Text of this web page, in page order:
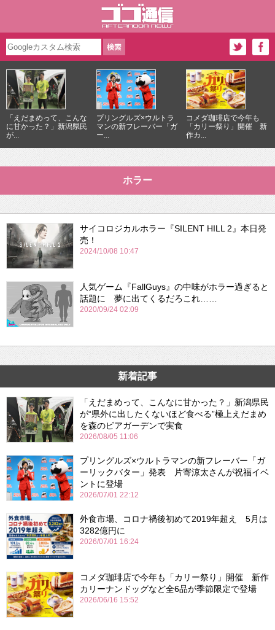
「えだまめって、こんな
に甘かった？」新潟県民
が...
プリングルズ×ウルトラ
マンの新フレーバー「ガ
ー...
コメダ珈琲店で今年も
「カリー祭り」開催 新
作カ...
ホラー
サイコロジカルホラー『SILENT HILL 2』本日発
売！
2024/10/08 10:47
人気ゲーム『FallGuys』の中味がホラー過ぎると
話題に 夢に出てくるだろこれ……
2020/09/24 02:09
新着記事
「えだまめって、こんなに甘かった？」新潟県民
が“県外に出したくないほど食べる”極上えだまめ
を森のビアガーデンで実食
2026/08/05 11:06
プリングルズ×ウルトラマンの新フレーバー「ガ
ーリックバター」発表 片寄涼太さんが祝福イベ
ントに登場
2026/07/01 22:12
外食市場、コロナ禍後初めて2019年超え 5月は
3282億円に
2026/07/01 16:24
コメダ珈琲店で今年も「カリー祭り」開催 新作
カリーナンドッグなど全6品が季節限定で登場
2026/06/16 15:52